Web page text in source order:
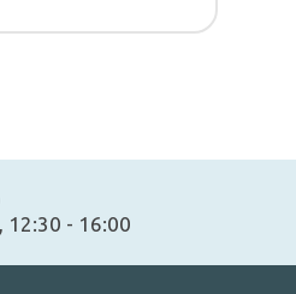
12:30 - 16:00